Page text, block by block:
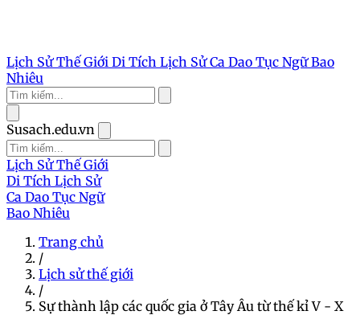
Lịch Sử Thế Giới Di Tích Lịch SửCa Dao Tục NgữBao
Nhiêu
Susach.edu.vn
Lịch Sử Thế Giới
Di Tích Lịch Sử
Ca Dao Tục Ngữ
Bao Nhiêu
Trang chủ
/
Lịch sử thế giới
/
Sự thành lập các quốc gia ở Tây Âu từ thế kỉ V - X